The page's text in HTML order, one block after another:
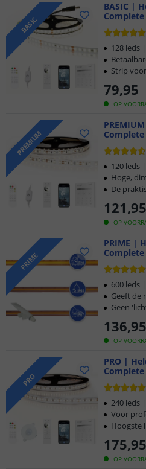
BASIC
BASIC |
OP
79,95
128 leds
Strip
PREMIUM
OP
121,95
120 leds
Hoge,
De
PRIME
PRIME |
OP
136,95
600 leds
Geeft de
Geen
PRO
PRO |
OP
175,95
240 leds
Voor
Hoogste